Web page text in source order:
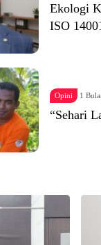
Ekologi
ISO
Opini 1
“Sehari